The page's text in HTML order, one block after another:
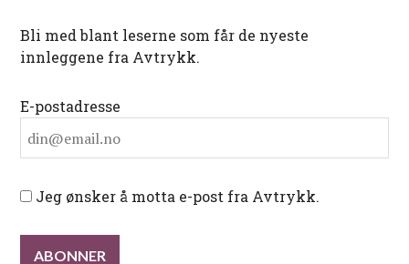
Bli med blant leserne som får de nyeste
innleggene fra Avtrykk.
E-postadresse
Jeg ønsker å motta e-post fra Avtrykk.